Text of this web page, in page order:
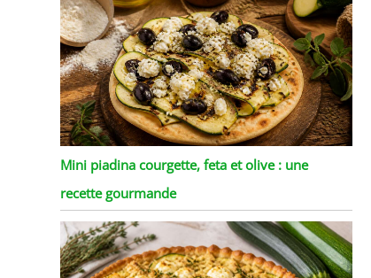
Mini piadina courgette, feta et olive : une
recette gourmande